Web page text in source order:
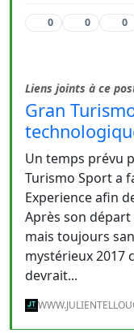
0 0 0
Liens joints à ce
Gran
Un temps prévu
Turismo Sport a
Experience afin
Après son
mais toujours
mystérieux 2017
devrait...